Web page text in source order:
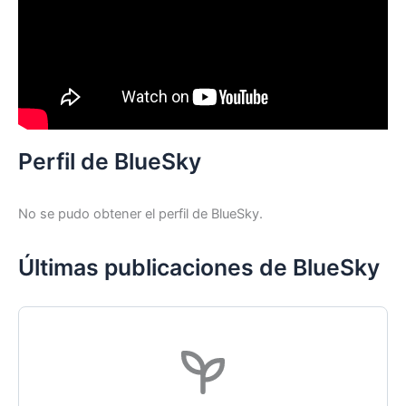
Perfil de BlueSky
No se pudo obtener el perfil de BlueSky.
Últimas publicaciones de BlueSky